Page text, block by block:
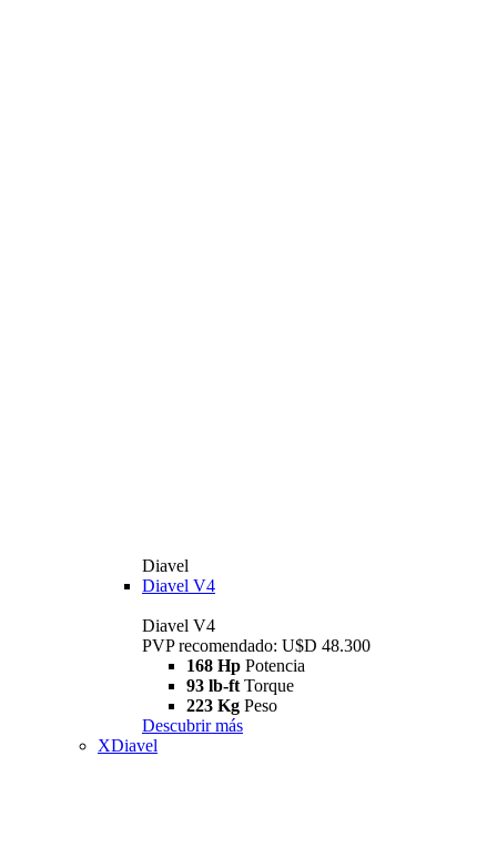
Diavel
Diavel V4
Diavel V4
PVP recomendado: U$D 48.300
168 Hp Potencia
93 lb-ft Torque
223 Kg Peso
Descubrir más
XDiavel